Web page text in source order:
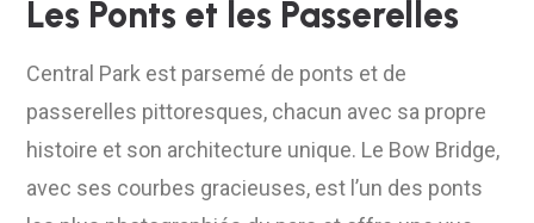
Les Ponts et les Passerelles
Central Park est parsemé de ponts et de
passerelles pittoresques, chacun avec sa propre
histoire et son architecture unique. Le Bow Bridge,
avec ses courbes gracieuses, est l’un des ponts